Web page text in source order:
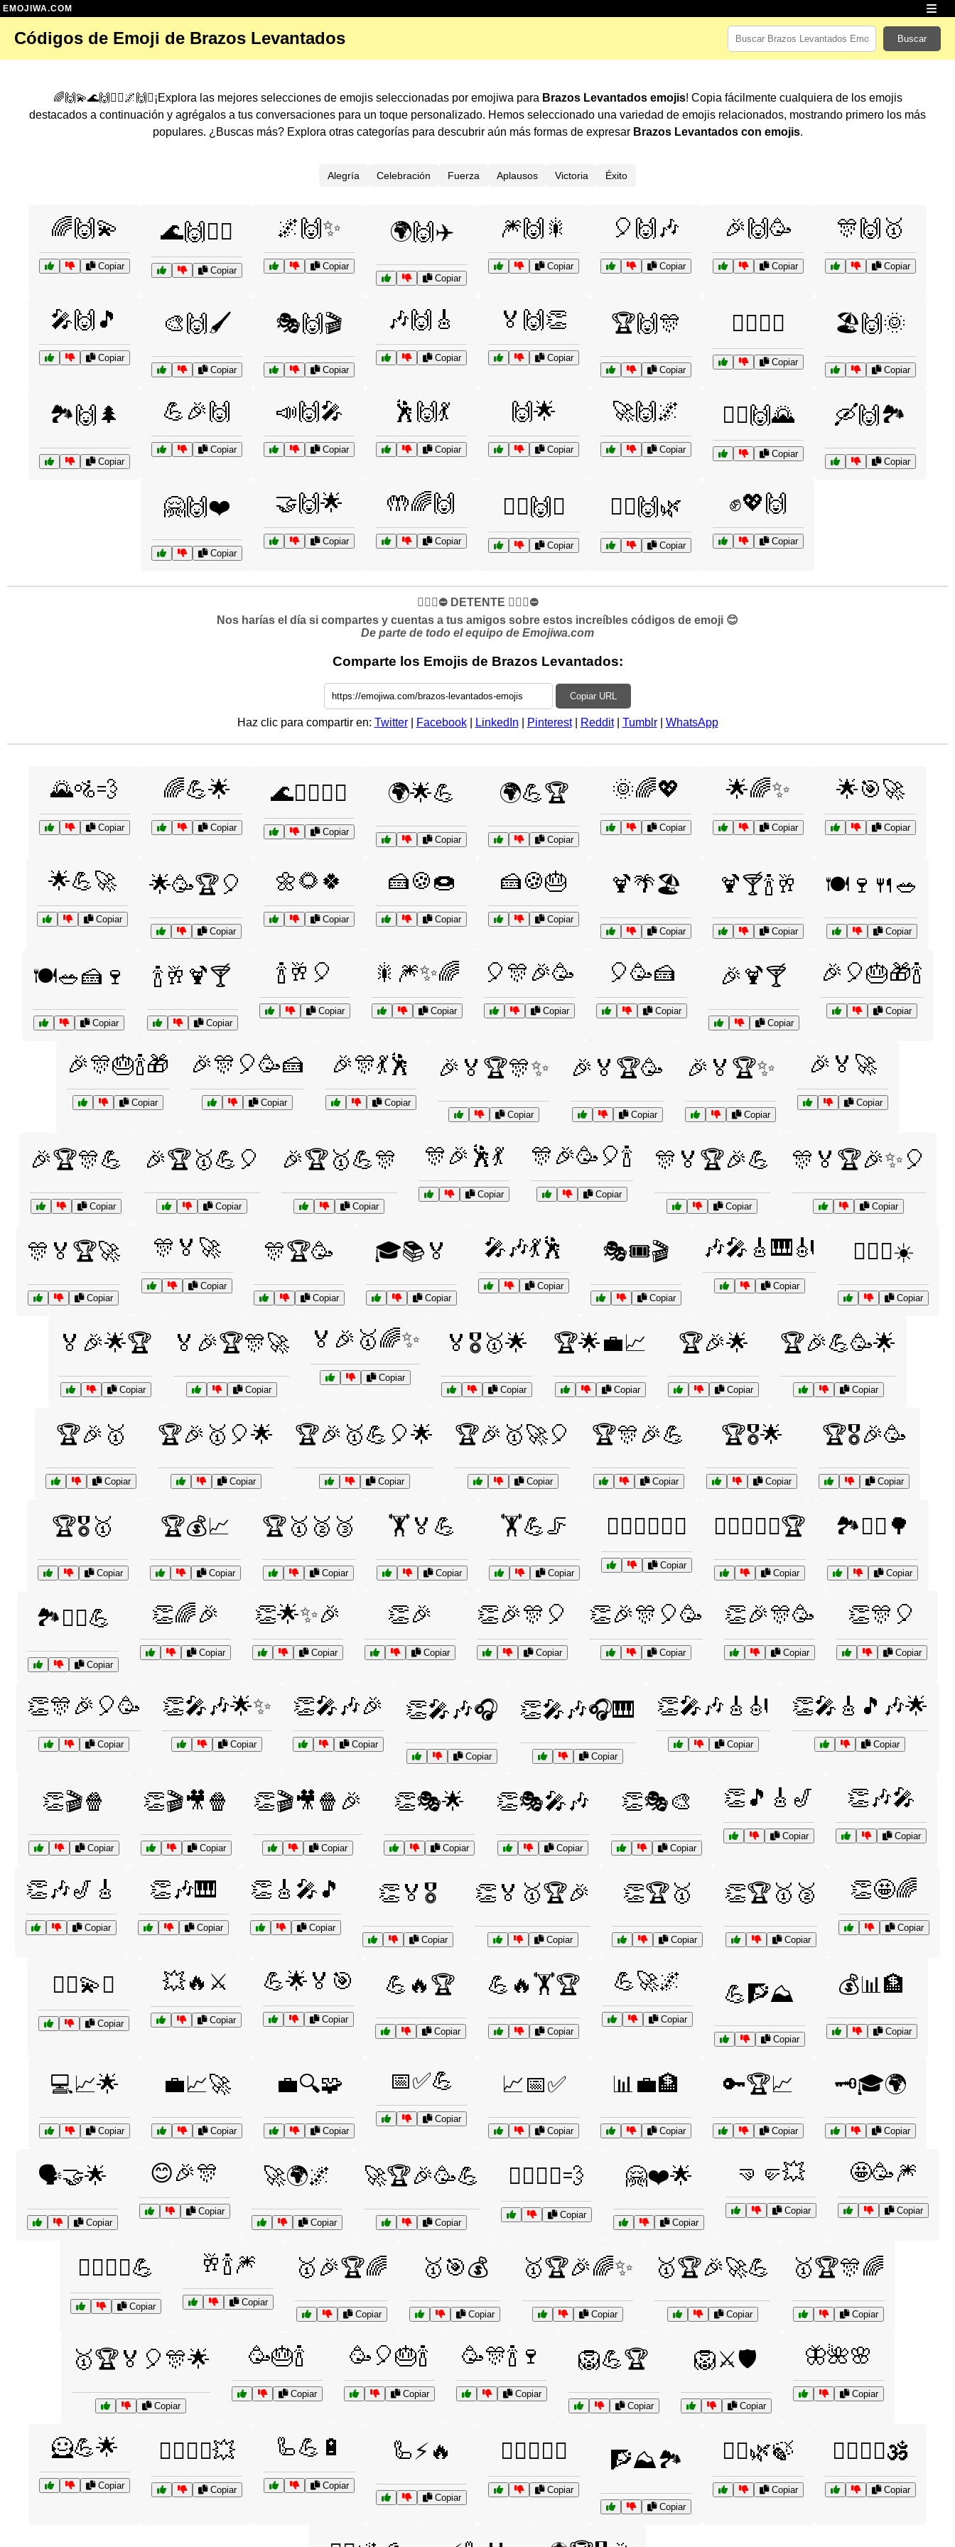
EMOJIWA.COM
Códigos de Emoji de Brazos Levantados Buscar
🌈🙌💫🌊🙌🏄‍♂️🌌🙌✨¡Explora las mejores selecciones de emojis seleccionadas por emojiwa para Brazos Levantados emojis! Copia fácilmente cualquiera de los emojis
destacados a continuación y agrégalos a tus conversaciones para un toque personalizado. Hemos seleccionado una variedad de emojis relacionados, mostrando primero los más
populares. ¿Buscas más? Explora otras categorías para descubrir aún más formas de expresar Brazos Levantados con emojis.
Alegría Celebración Fuerza Aplausos Victoria Éxito
🌈🙌💫
Copiar
🌊🙌🏄‍♂️
Copiar
🌌🙌✨
Copiar
🌍🙌✈️
Copiar
🎆🙌🎇
Copiar
🎈🙌🎶
Copiar
🎉🙌🥳
Copiar
🎊🙌🥇
Copiar
🎤🙌🎵
Copiar
🎨🙌🖌️
Copiar
🎭🙌🎬
Copiar
🎶🙌🎸
Copiar
🏅🙌👏
Copiar
🏆🙌🎊
Copiar
🏋️‍♂️🙌🔥
Copiar
🏖️🙌🌞
Copiar
🏞️🙌🌲
Copiar
💪🎉🙌
Copiar
📣🙌🎤
Copiar
🕺🙌💃
Copiar
🙌🌟
Copiar
🚀🙌🌌
Copiar
🚴‍♂️🙌🌄
Copiar
🛶🙌🏞️
Copiar
🤗🙌❤️
Copiar
🤝🙌🌟
Copiar
🤲🌈🙌
Copiar
🧗‍♀️🙌⛰️
Copiar
🧘‍♂️🙌🌿
Copiar
✊💖🙌
Copiar
✋🏻🛑⛔️ DETENTE ✋🏻🛑⛔️
Nos harías el día si compartes y cuentas a tus amigos sobre estos increíbles códigos de emoji 😊
De parte de todo el equipo de Emojiwa.com
Comparte los Emojis de Brazos Levantados:
Copiar URL
Haz clic para compartir en: Twitter| Facebook| LinkedIn Pinterest| Reddit| Tumblr| WhatsApp
🌄🚵💨
Copiar
🌈💪🌟
Copiar
🌊🏄‍♂️🏄‍♀️
Copiar
🌍🌟💪
Copiar
🌍💪🏆
Copiar
🌞🌈💖
Copiar
🌟🌈✨
Copiar
🌟🎯🚀
Copiar
🌟💪🚀
Copiar
🌟🥳🏆🎈
Copiar
🌼🌻🍀
Copiar
🍰🍪🍩
Copiar
🍰🍪🎂
Copiar
🍹🌴🏖️
Copiar
🍹🍸🍾🥂
Copiar
🍽️🍷🍴🥗
Copiar
🍽️🥗🍰🍷
Copiar
🍾🥂🍹🍸
Copiar
🍾🥂🎈
Copiar
🎇🎆✨🌈
Copiar
🎈🎊🎉🥳
Copiar
🎈🥳🍰
Copiar
🎉🍹🍸
Copiar
🎉🎈🎂🎁🍾
Copiar
🎉🎊🎂🍾🎁
Copiar
🎉🎊🎈🥳🍰
Copiar
🎉🎊💃🕺
Copiar
🎉🏅🏆🎊✨
Copiar
🎉🏅🏆🥳
Copiar
🎉🏅🏆✨
Copiar
🎉🏅🚀
Copiar
🎉🏆🎊💪
Copiar
🎉🏆🥇💪🎈
Copiar
🎉🏆🥇💪🎊
Copiar
🎊🎉🕺💃
Copiar
🎊🎉🥳🎈🍾
Copiar
🎊🏅🏆🎉💪
Copiar
🎊🏅🏆🎉✨🎈
Copiar
🎊🏅🏆🚀
Copiar
🎊🏅🚀
Copiar
🎊🏆🥳
Copiar
🎓📚🏅
Copiar
🎤🎶💃🕺
Copiar
🎭🎟️🎬
Copiar
🎶🎤🎸🎹🎻
Copiar
🏄‍♀️🌊☀️
Copiar
🏅🎉🌟🏆
Copiar
🏅🎉🏆🎊🚀
Copiar
🏅🎉🥇🌈✨
Copiar
🏅🎖️🥇🌟
Copiar
🏆🌟💼📈
Copiar
🏆🎉🌟
Copiar
🏆🎉💪🥳🌟
Copiar
🏆🎉🥇
Copiar
🏆🎉🥇🎈🌟
Copiar
🏆🎉🥇💪🎈🌟
Copiar
🏆🎉🥇🚀🎈
Copiar
🏆🎊🎉💪
Copiar
🏆🎖️🌟
Copiar
🏆🎖️🎉🥳
Copiar
🏆🎖️🥇
Copiar
🏆💰📈
Copiar
🏆🥇🥈🥉
Copiar
🏋️🏅💪
Copiar
🏋️💪🦵
Copiar
🏋️‍♂️🏋️‍♀️💥🔥
Copiar
🏋️‍♂️🏋️‍♀️💪🏆
Copiar
🏞️🚴‍♂️🌳
Copiar
🏞️🚵‍♂️💪
Copiar
👏🌈🎉
Copiar
👏🌟✨🎉
Copiar
👏🎉
Copiar
👏🎉🎊🎈
Copiar
👏🎉🎊🎈🥳
Copiar
👏🎉🎊🥳
Copiar
👏🎊🎈
Copiar
👏🎊🎉🎈🥳
Copiar
👏🎤🎶🌟✨
Copiar
👏🎤🎶🎉
Copiar
👏🎤🎶🎧
Copiar
👏🎤🎶🎧🎹
Copiar
👏🎤🎶🎸🎻
Copiar
👏🎤🎸🎵🎶🌟
Copiar
👏🎬🍿
Copiar
👏🎬🎥🍿
Copiar
👏🎬🎥🍿🎉
Copiar
👏🎭🌟
Copiar
👏🎭🎤🎶
Copiar
👏🎭🎨
Copiar
👏🎵🎸🎷
Copiar
👏🎶🎤
Copiar
👏🎶🎷🎸
Copiar
👏🎶🎹
Copiar
👏🎸🎤🎵
Copiar
👏🏅🎖️
Copiar
👏🏅🥇🏆🎉
Copiar
👏🏆🥇
Copiar
👏🏆🥇🥈
Copiar
👏🤩🌈
Copiar
👯‍♀️💫✨
Copiar
💥🔥⚔️
Copiar
💪🌟🏅🎯
Copiar
💪🔥🏆
Copiar
💪🔥🏋️🏆
Copiar
💪🚀🌌
Copiar
💪🧗⛰️
Copiar
💰📊🏦
Copiar
💻📈🌟
Copiar
💼📈🚀
Copiar
💼🔍🧩
Copiar
📅✅💪
Copiar
📈📅✅
Copiar
📊💼🏦
Copiar
🔑🏆📈
Copiar
🗝️🎓🌍
Copiar
🗣️🤝🌟
Copiar
😊🎉🎊
Copiar
🚀🌍🌌
Copiar
🚀🏆🎉🥳💪
Copiar
🚴‍♂️🚴‍♀️💨
Copiar
🤗❤️🌟
Copiar
🤜🤛💥
Copiar
🤩🥳🎆
Copiar
🤸‍♂️🤸‍♀️💪
Copiar
🥂🍾🎆
Copiar
🥇🎉🏆🌈
Copiar
🥇🎯💰
Copiar
🥇🏆🎉🌈✨
Copiar
🥇🏆🎉🚀💪
Copiar
🥇🏆🎊🌈
Copiar
🥇🏆🏅🎈🎊🌟
Copiar
🥳🎂🍾
Copiar
🥳🎈🎂🍾
Copiar
🥳🎊🍾🍷
Copiar
🦁💪🏆
Copiar
🦁⚔️🛡️
Copiar
🦋🌺🌸
Copiar
🦸💪🌟
Copiar
🦸‍♂️🦸‍♀️💥
Copiar
🦾💪🔋
Copiar
🦾⚡🔥
Copiar
🧗‍♀️🧗‍♂️⛰️
Copiar
🧗⛰️🏞️
Copiar
🧘‍♀️🌿🍃
Copiar
🧘‍♂️🧘‍♀️🕉️
Copiar